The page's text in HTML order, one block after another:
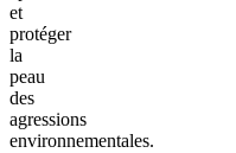
et
protéger
la
peau
des
agressions
environnementales.